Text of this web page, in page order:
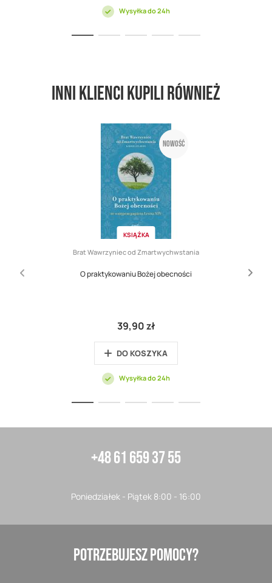
Wysyłka do 24h
Inni klienci kupili również
Nowość
KSIĄŻKA
Brat Wawrzyniec od Zmartwychwstania
O praktykowaniu Bożej obecności
39,90 zł
DO KOSZYKA
Wysyłka do 24h
+48 61 659 37 55
Poniedziałek - Piątek 8:00 - 16:00
POTRZEBUJESZ POMOCY?